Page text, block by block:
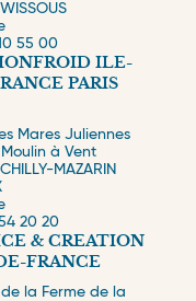
commerciales
WISSOUS
55 00
ILE-
PARIS
Mares Juliennes
à Vent
CHILLY-MAZARIN
20 20
& CREATION
FRANCE
de la Ferme de la